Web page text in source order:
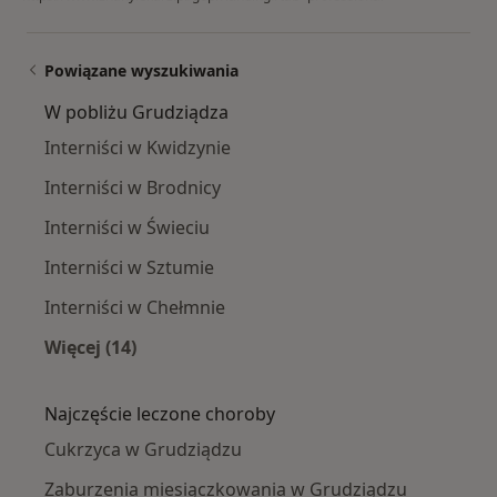
Powiązane wyszukiwania
W pobliżu Grudziądza
Interniści w Kwidzynie
Interniści w Brodnicy
Interniści w Świeciu
Interniści w Sztumie
Interniści w Chełmnie
Więcej (14)
Najczęście leczone choroby
Cukrzyca w Grudziądzu
Zaburzenia miesiączkowania w Grudziądzu